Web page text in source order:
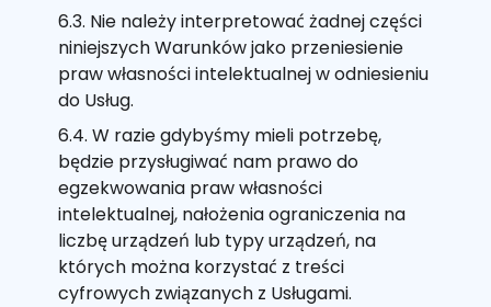
6.3. Nie należy interpretować żadnej części
niniejszych Warunków jako przeniesienie
praw własności intelektualnej w odniesieniu
do Usług.
6.4. W razie gdybyśmy mieli potrzebę,
będzie przysługiwać nam prawo do
egzekwowania praw własności
intelektualnej, nałożenia ograniczenia na
liczbę urządzeń lub typy urządzeń, na
których można korzystać z treści
cyfrowych związanych z Usługami.